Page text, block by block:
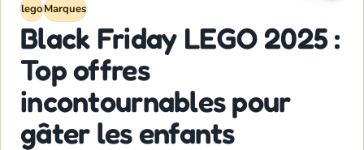
legoMarques
Black Friday LEGO 2025 :
Top offres
incontournables pour
gâter les enfants